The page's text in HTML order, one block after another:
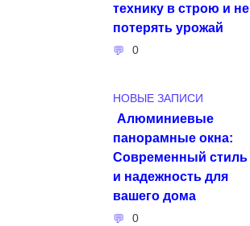
технику в строю и не
потерять урожай
0
НОВЫЕ ЗАПИСИ
Алюминиевые
панорамные окна:
Современный стиль
и надежность для
вашего дома
0